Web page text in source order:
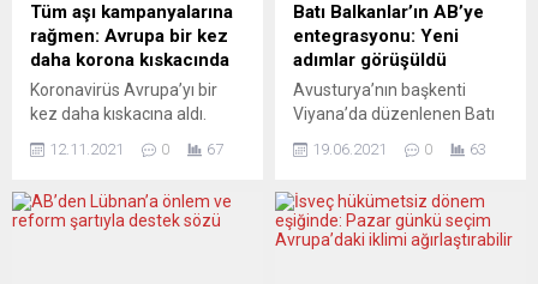
Tüm aşı kampanyalarına
rağmen: Avrupa bir kez
daha korona kıskacında
Koronavirüs Avrupa’yı bir
kez daha kıskacına aldı.
sıkı korona tedbirlerine
tırmanmaya devam ediyor.
Neden? Nasıl? Son
12.11.2021 0 67
Batı Balkanlar’ın AB’ye
entegrasyonu: Yeni
adımlar görüşüldü
Avusturya’nın başkenti
Viyana’da düzenlenen Batı
bölge ülkelerinin Avrupa
atılması gereken adımlar ele
alındı. Avusturya Başbakanı
19.06.2021 0 63